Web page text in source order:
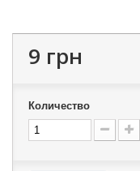
9 грн
Количество